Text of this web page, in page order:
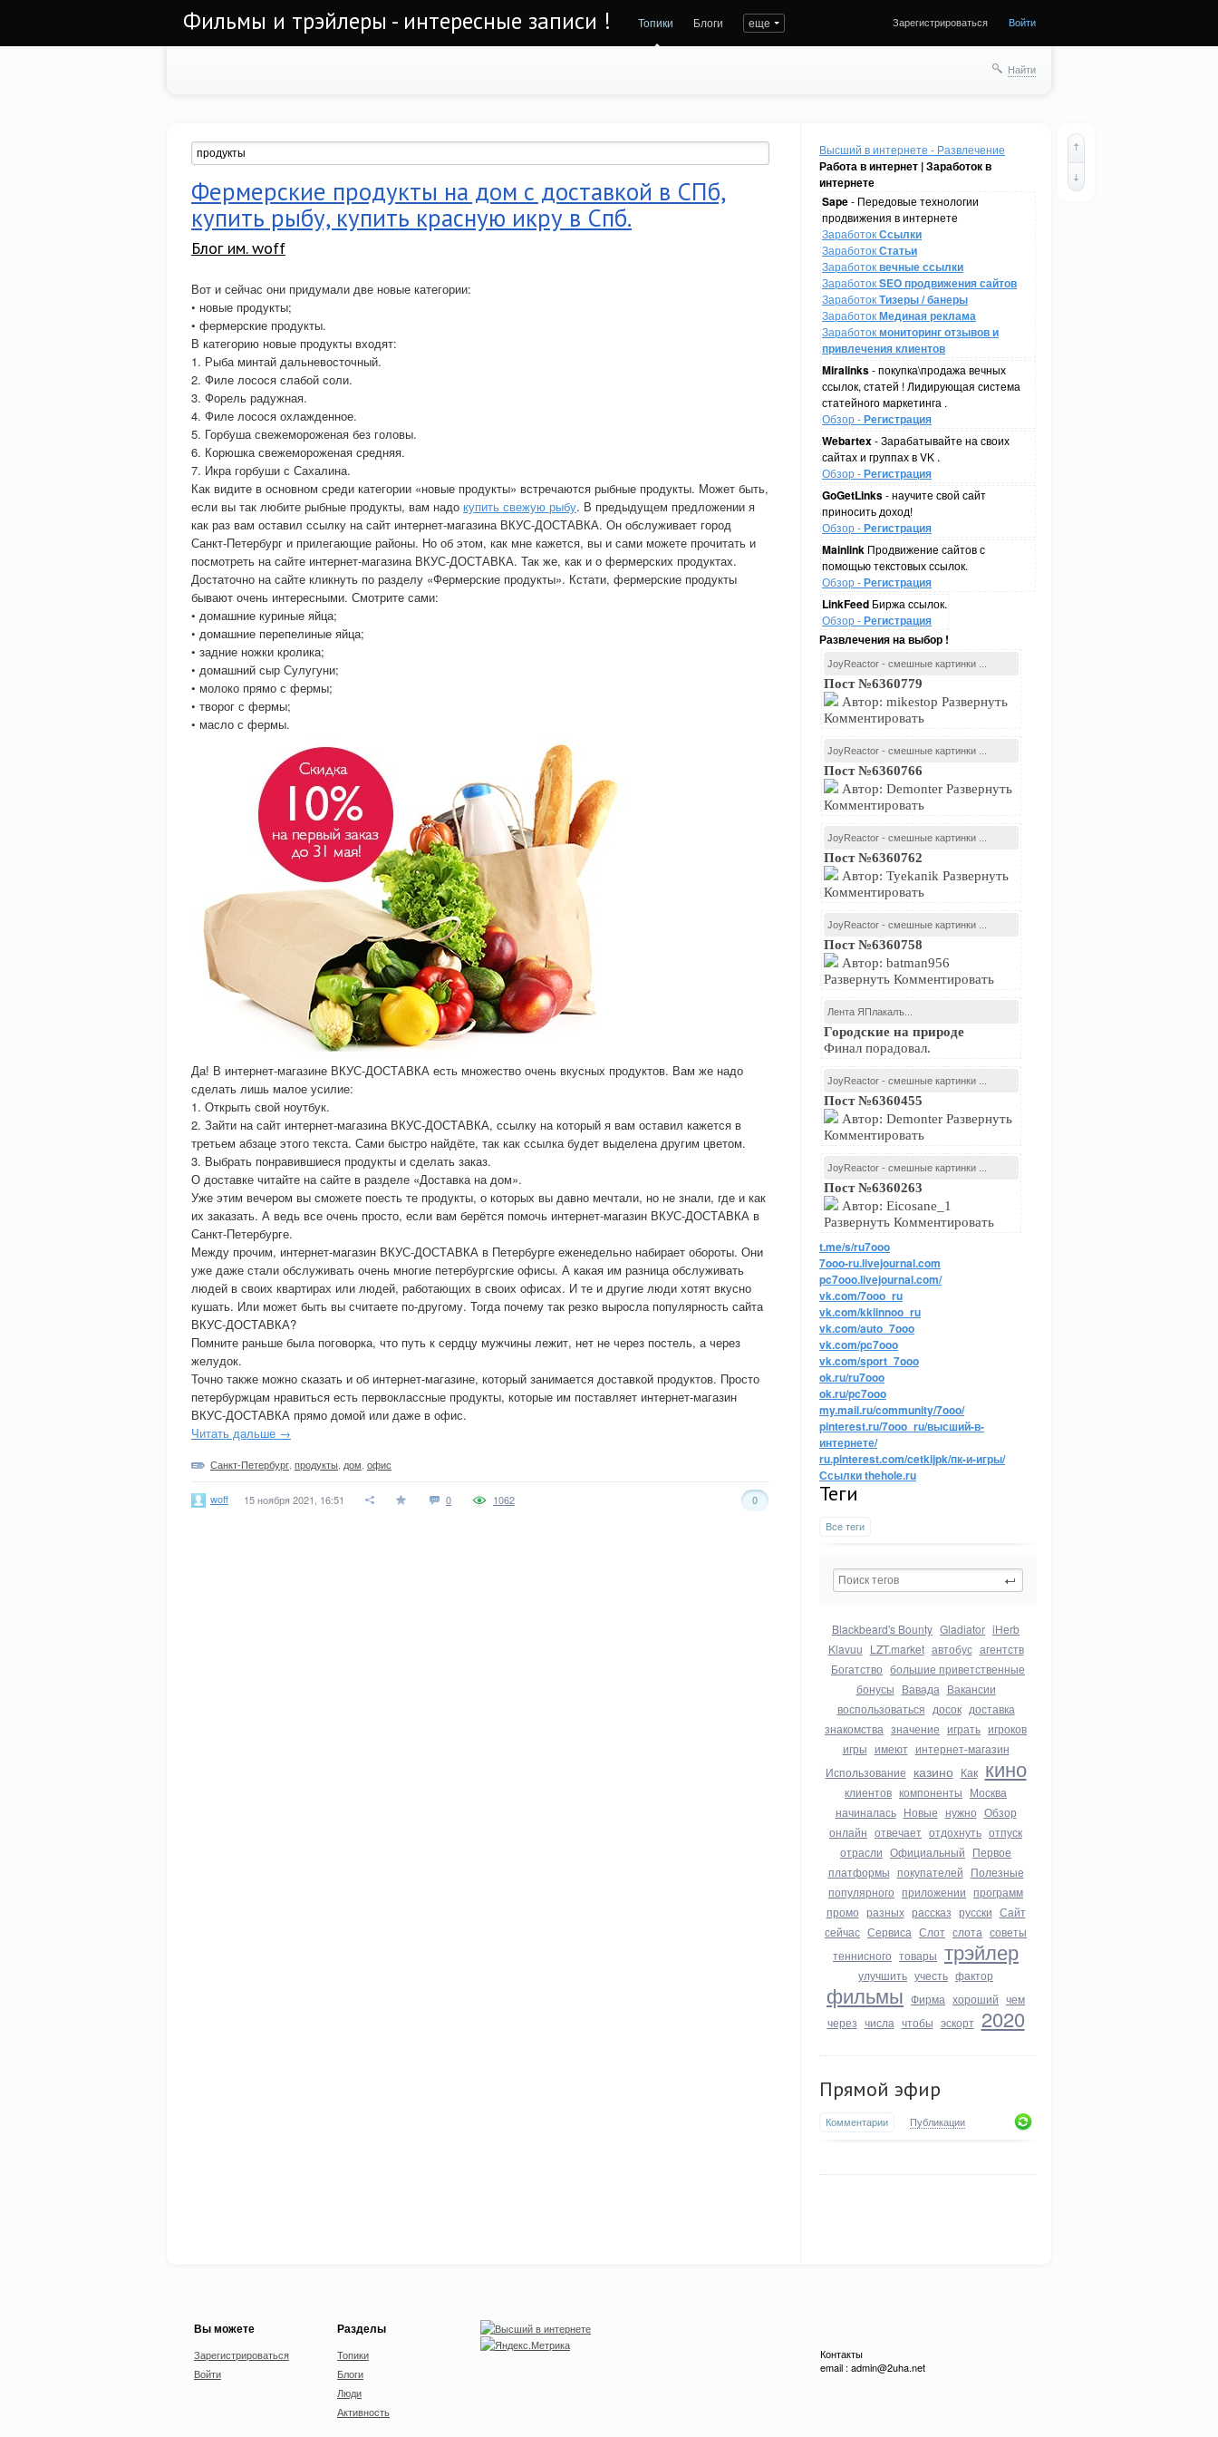
Фильмы и трэйлеры - интересные записи ! Топики Блоги еще Зарегистрироваться Войти
Найти
Высший в интернете - Развлечение
Работа в интернет | Заработок в
интернете
Sape- Передовые технологии
продвижения в интернете
ЗаработокСсылки
ЗаработокСтатьи
Заработоквечные ссылки
ЗаработокSEO продвижения сайтов
ЗаработокТизеры / банеры
ЗаработокМединая реклама
Заработокмониторинг отзывов и
привлечения клиентов
Miralinks- покупка\продажа вечных
ссылок, статей ! Лидирующая система
статейного маркетинга .
Обзор -Регистрация
Webartex- Зарабатывайте на своих
сайтах и группах в VK .
Обзор -Регистрация
GoGetLinks- научите свой сайт
приносить доход!
Обзор -Регистрация
Mainlink Продвижение сайтов с
помощью текстовых ссылок.
Обзор -Регистрация
LinkFeed Биржа ссылок.
Обзор -Регистрация
Развлечения на выбор !
JoyReactor - смешные картинки ...
Пост №6360779
Автор: mikestop Развернуть
Комментировать
JoyReactor - смешные картинки ...
Пост №6360766
Автор: Demonter Развернуть
Комментировать
JoyReactor - смешные картинки ...
Пост №6360762
Автор: Tyekanik Развернуть
Комментировать
JoyReactor - смешные картинки ...
Пост №6360758
Автор: batman956
Развернуть Комментировать
Лента ЯПлакалъ...
Городские на природе
Финал порадовал.
JoyReactor - смешные картинки ...
Пост №6360455
Автор: Demonter Развернуть
Комментировать
JoyReactor - смешные картинки ...
Пост №6360263
Автор: Eicosane_1
Развернуть Комментировать
t.me/s/ru7ooo
7ooo-ru.livejournal.com
pc7ooo.livejournal.com/
vk.com/7ooo_ru
vk.com/kkiinnoo_ru
vk.com/auto_7ooo
vk.com/pc7ooo
vk.com/sport_7ooo
ok.ru/ru7ooo
ok.ru/pc7ooo
my.mail.ru/community/7ooo/
pinterest.ru/7ooo_ru/высший-в-
интернете/
ru.pinterest.com/cetkijpk/пк-и-игры/
Ссылки thehole.ru
Теги
Все теги
Blackbeard's Bounty Gladiator iHerb
Klavuu LZT.market автобус агентств
Богатство большие приветственные
бонусы Вавада Вакансии
воспользоваться досок доставка
знакомства значение играть игроков
игры имеют интернет-магазин
Использование казино Как кино
клиентов компоненты Москва
начиналась Новые нужно Обзор
онлайн отвечает отдохнуть отпуск
отрасли Официальный Первое
платформы покупателей Полезные
популярного приложении программ
промо разных рассказ русски Сайт
сейчас Сервиса Слот слота советы
теннисного товары трэйлер
улучшить учесть фактор
фильмы Фирма хороший чем
через числа чтобы эскорт 2020
Прямой эфир
Комментарии Публикации
Фермерские продукты на дом с доставкой в СПб,
купить рыбу, купить красную икру в Спб.
Блог им. woff
Вот и сейчас они придумали две новые категории:
• новые продукты;
• фермерские продукты.
В категорию новые продукты входят:
1. Рыба минтай дальневосточный.
2. Филе лосося слабой соли.
3. Форель радужная.
4. Филе лосося охлажденное.
5. Горбуша свежемороженая без головы.
6. Корюшка свежемороженая средняя.
7. Икра горбуши с Сахалина.
Как видите в основном среди категории «новые продукты» встречаются рыбные продукты. Может быть,
если вы так любите рыбные продукты, вам надо купить свежую рыбу. В предыдущем предложении я
как раз вам оставил ссылку на сайт интернет-магазина ВКУС-ДОСТАВКА. Он обслуживает город
Санкт-Петербург и прилегающие районы. Но об этом, как мне кажется, вы и сами можете прочитать и
посмотреть на сайте интернет-магазина ВКУС-ДОСТАВКА. Так же, как и о фермерских продуктах.
Достаточно на сайте кликнуть по разделу «Фермерские продукты». Кстати, фермерские продукты
бывают очень интересными. Смотрите сами:
• домашние куриные яйца;
• домашние перепелиные яйца;
• задние ножки кролика;
• домашний сыр Сулугуни;
• молоко прямо с фермы;
• творог с фермы;
• масло с фермы.
Да! В интернет-магазине ВКУС-ДОСТАВКА есть множество очень вкусных продуктов. Вам же надо
сделать лишь малое усилие:
1. Открыть свой ноутбук.
2. Зайти на сайт интернет-магазина ВКУС-ДОСТАВКА, ссылку на который я вам оставил кажется в
третьем абзаце этого текста. Сами быстро найдёте, так как ссылка будет выделена другим цветом.
3. Выбрать понравившиеся продукты и сделать заказ.
О доставке читайте на сайте в разделе «Доставка на дом».
Уже этим вечером вы сможете поесть те продукты, о которых вы давно мечтали, но не знали, где и как
их заказать. А ведь все очень просто, если вам берётся помочь интернет-магазин ВКУС-ДОСТАВКА в
Санкт-Петербурге.
Между прочим, интернет-магазин ВКУС-ДОСТАВКА в Петербурге еженедельно набирает обороты. Они
уже даже стали обслуживать очень многие петербургские офисы. А какая им разница обслуживать
людей в своих квартирах или людей, работающих в своих офисах. И те и другие люди хотят вкусно
кушать. Или может быть вы считаете по-другому. Тогда почему так резко выросла популярность сайта
ВКУС-ДОСТАВКА?
Помните раньше была поговорка, что путь к сердцу мужчины лежит, нет не через постель, а через
желудок.
Точно также можно сказать и об интернет-магазине, который занимается доставкой продуктов. Просто
петербуржцам нравиться есть первоклассные продукты, которые им поставляет интернет-магазин
ВКУС-ДОСТАВКА прямо домой или даже в офис.
Читать дальше →
Санкт-Петербург продукты дом офис
woff 15 ноября 2021, 16:51 0 0
1062
Вы можете
Зарегистрироваться
Войти
Разделы
Топики
Блоги
Люди
Активность
Контакты
email : admin@2uha.net